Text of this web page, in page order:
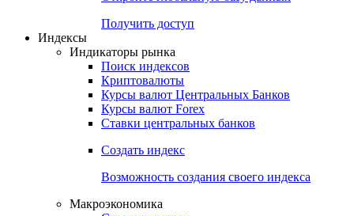
Получить доступ
Индексы
Индикаторы рынка
Поиск индексов
Криптовалюты
Курсы валют Центральных Банков
Курсы валют Forex
Ставки центральных банков
Создать индекс
Возможность создания своего индекса
Макроэкономика